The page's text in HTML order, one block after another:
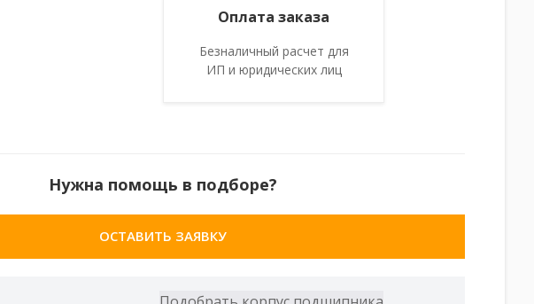
Оплата заказа
Безналичный расчет для
ИП и юридических лиц
Нужна помощь в подборе?
ОСТАВИТЬ ЗАЯВКУ